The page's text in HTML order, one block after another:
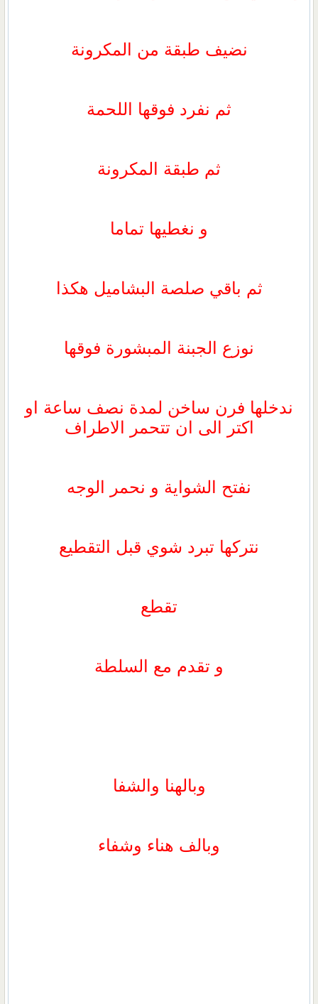
نضيف طبقة من المكرونة
ثم نفرد فوقها اللحمة
ثم طبقة المكرونة
و نغطيها تماما
ثم باقي صلصة البشاميل هكذا
نوزع الجبنة المبشورة فوقها
ندخلها فرن ساخن لمدة نصف ساعة او
اكتر الى ان تتحمر الاطراف
نفتح الشواية و نحمر الوجه
نتركها تبرد شوي قبل التقطيع
تقطع
و تقدم مع السلطة
وبالهنا والشفا
وبالف هناء وشفاء